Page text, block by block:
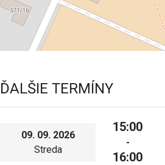
ĎALŠIE TERMÍNY
09. 09. 2026
Streda
15:00
-
16:00